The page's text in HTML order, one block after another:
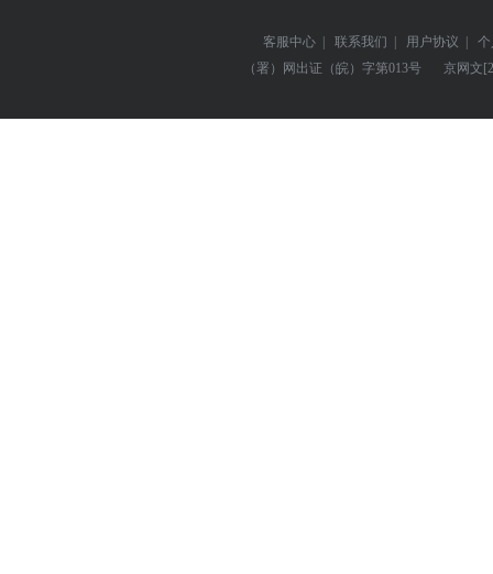
客服中心 | 联系我们 | 用户协议 |
（署）网出证（皖）字第013号
京网文